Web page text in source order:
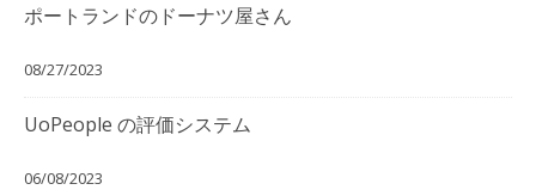
ポートランドのドーナツ屋さん
08/27/2023
UoPeople の評価システム
06/08/2023